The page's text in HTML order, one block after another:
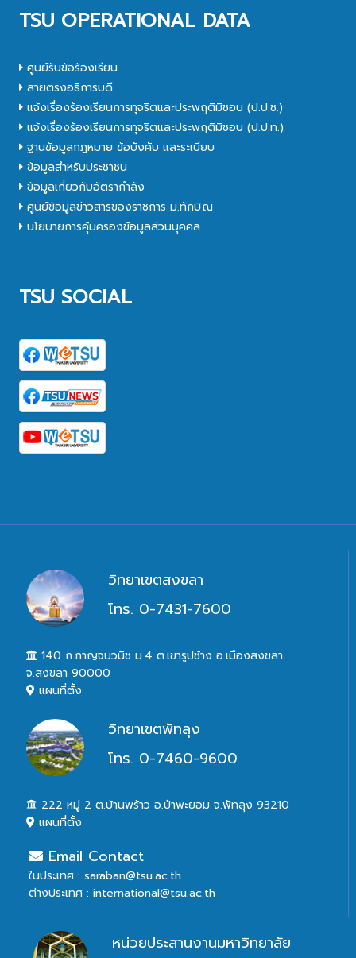
TSU OPERATIONAL DATA
ศูนย์รับข้อร้องเรียน
สายตรงอธิการบดี
แจ้งเรื่องร้องเรียนการทุจริตและประพฤติมิชอบ (ป.ป.ช.)
แจ้งเรื่องร้องเรียนการทุจริตและประพฤติมิชอบ (ป.ป.ท.)
ฐานข้อมูลกฎหมาย ข้อบังคับ และระเบียบ
ข้อมูลสำหรับประชาชน
ข้อมูลเกี่ยวกับอัตรากำลัง
ศูนย์ข้อมูลข่าวสารของราชการ ม.ทักษิณ
นโยบายการคุ้มครองข้อมูลส่วนบุคคล
TSU SOCIAL
วิทยาเขตสงขลา
โทร. 0-7431-7600
140 ถ.กาญจนวนิช ม.4 ต.เขารูปช้าง อ.เมืองสงขลา
จ.สงขลา 90000
แผนที่ตั้ง
วิทยาเขตพัทลุง
โทร. 0-7460-9600
222 หมู่ 2 ต.บ้านพร้าว อ.ป่าพะยอม จ.พัทลุง 93210
แผนที่ตั้ง
Email Contact
ในประเทศ : saraban@tsu.ac.th
ต่างประเทศ : international@tsu.ac.th
หน่วยประสานงานมหาวิทยาลัย